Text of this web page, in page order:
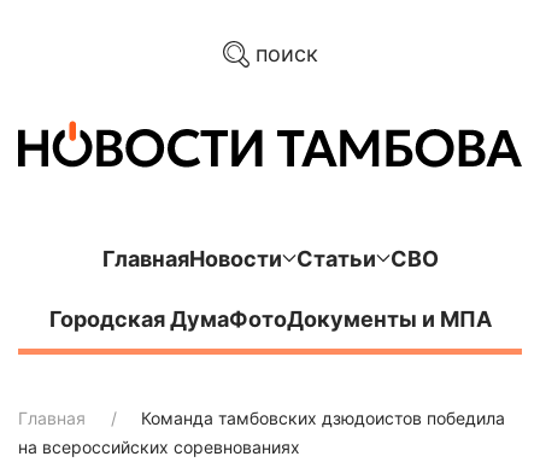
поиск
ГлавнаяНовости Статьи СВО
Городская ДумаФотоДокументы и МПА
Главная
Команда тамбовских дзюдоистов победила
на всероссийских соревнованиях